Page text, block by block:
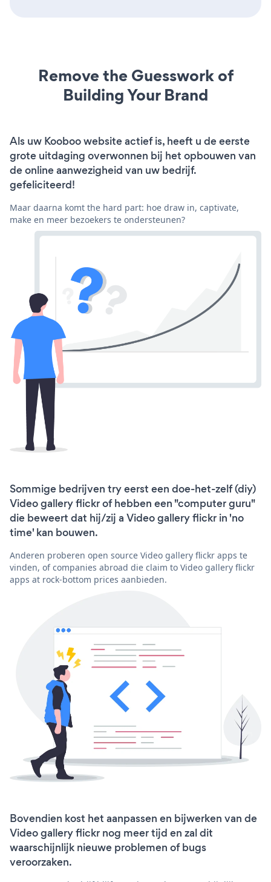
Remove the Guesswork of
Building Your Brand
Als uw Kooboo website actief is, heeft u de eerste
grote uitdaging overwonnen bij het opbouwen van
de online aanwezigheid van uw bedrijf.
gefeliciteerd!
Maar daarna komt the hard part: hoe draw in, captivate,
make en meer bezoekers te ondersteunen?
Sommige bedrijven try eerst een doe-het-zelf (diy)
Video gallery flickr of hebben een "computer guru"
die beweert dat hij/zij a Video gallery flickr in 'no
time' kan bouwen.
Anderen proberen open source Video gallery flickr apps te
vinden, of companies abroad die claim to Video gallery flickr
apps at rock-bottom prices aanbieden.
Bovendien kost het aanpassen en bijwerken van de
Video gallery flickr nog meer tijd en zal dit
waarschijnlijk nieuwe problemen of bugs
veroorzaken.